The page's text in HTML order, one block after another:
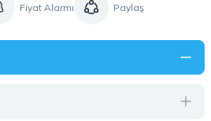
Fiyat Alarmı Paylaş